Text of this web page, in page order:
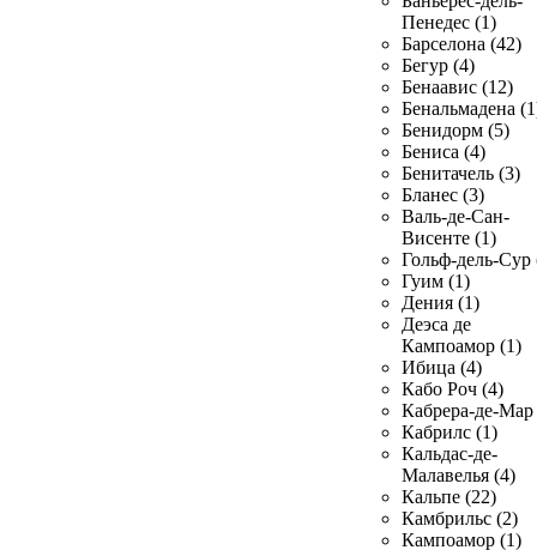
Пенедес (1)
Барселона (42)
Бегур (4)
Бенаавис (12)
Бенальмадена
Бенидорм (5)
Бениса (4)
Бенитачель (3)
Бланес (3)
Валь-де-Сан-
Висенте (1)
Гольф-дель-Сур
Гуим (1)
Дения (1)
Деэса де
Кампоамор (1)
Ибица (4)
Кабо Роч (4)
Кабрера-де-Мар
Кабрилс (1)
Кальдас-де-
Малавелья (4)
Кальпе (22)
Камбрильс (2)
Кампоамор (1)